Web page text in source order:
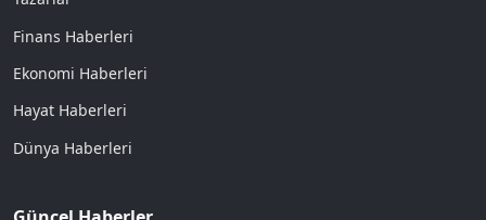
Finans Haberleri
Ekonomi Haberleri
Hayat Haberleri
Dünya Haberleri